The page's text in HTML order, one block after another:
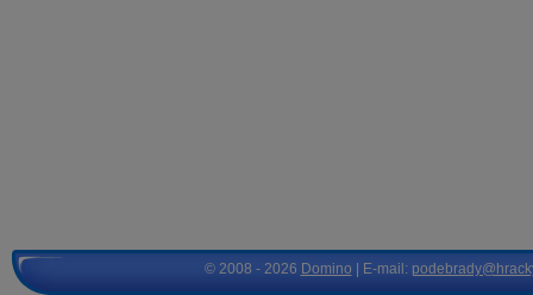
© 2008 - 2026 Domino | E-mail: